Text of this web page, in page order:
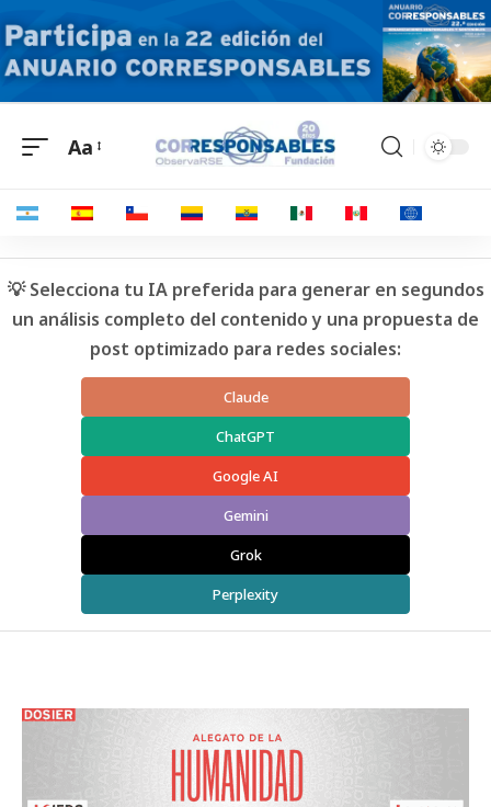
Aa
💡 Selecciona tu IA preferida para generar en segundos
un análisis completo del contenido y una propuesta de
post optimizado para redes sociales:
Claude
ChatGPT
Google AI
Gemini
Grok
Perplexity